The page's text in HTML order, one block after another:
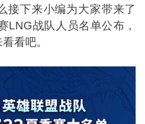
接下来小编为大家带来了
LNG战队人员名单公布，
看吧。